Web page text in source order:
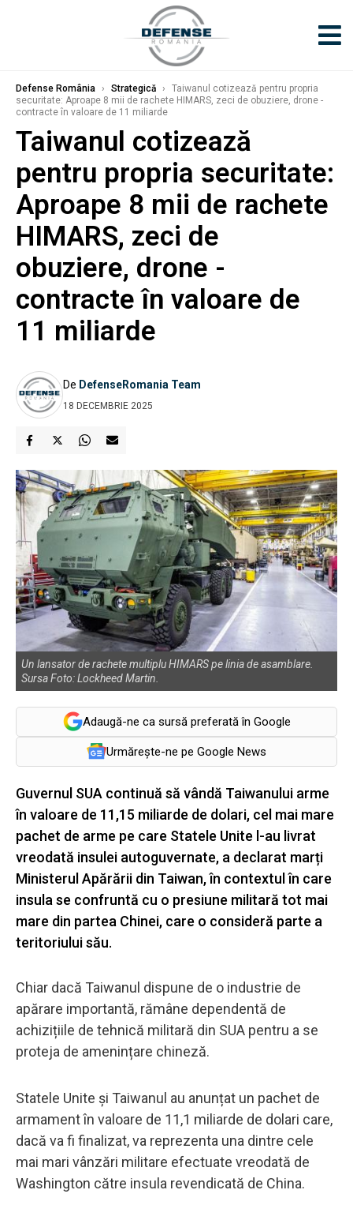
Defense România › Strategică ›
Taiwanul cotizează pentru propria
securitate: Aproape 8 mii de rachete HIMARS, zeci de obuziere, drone -
contracte în valoare de 11 miliarde
Taiwanul cotizează
pentru propria securitate:
Aproape 8 mii de rachete
HIMARS, zeci de
obuziere, drone -
contracte în valoare de
11 miliarde
De DefenseRomania Team
18 DECEMBRIE 2025
Un lansator de rachete multiplu HIMARS pe linia de asamblare.
Sursa Foto: Lockheed Martin.
Adaugă-ne ca sursă preferată în Google
Urmărește-ne pe Google News
Guvernul SUA continuă să vândă Taiwanului arme
în valoare de 11,15 miliarde de dolari, cel mai mare
pachet de arme pe care Statele Unite l-au livrat
vreodată insulei autoguvernate, a declarat marți
Ministerul Apărării din Taiwan, în contextul în care
insula se confruntă cu o presiune militară tot mai
mare din partea Chinei, care o consideră parte a
teritoriului său.
Chiar dacă Taiwanul dispune de o industrie de
apărare importantă, rămâne dependentă de
achizițiile de tehnică militară din SUA pentru a se
proteja de amenințare chineză.
Statele Unite și Taiwanul au anunțat un pachet de
armament în valoare de 11,1 miliarde de dolari care,
dacă va fi finalizat, va reprezenta una dintre cele
mai mari vânzări militare efectuate vreodată de
Washington către insula revendicată de China.